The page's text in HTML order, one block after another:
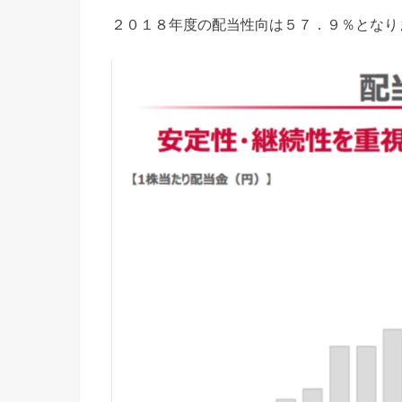
２０１８年度の配当性向は５７．９％とな